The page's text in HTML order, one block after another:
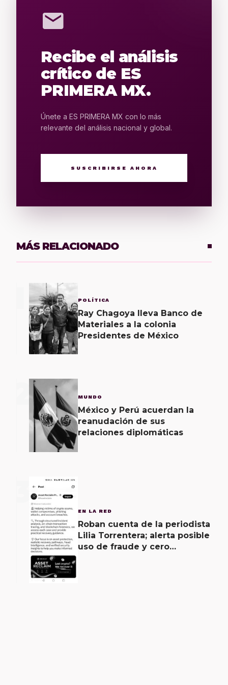
mail
Recibe el análisis
crítico de ES
PRIMERA MX.
Únete a ES PRIMERA MX con lo más
relevante del análisis nacional y global.
SUSCRIBIRSE AHORA
MÁS RELACIONADO
POLÍTICA
Ray Chagoya lleva Banco de
Materiales a la colonia
Presidentes de México
2 MUNDO
México y Perú acuerdan la
reanudación de sus
relaciones diplomáticas
3
EN LA RED
Roban cuenta de la periodista
Lilia Torrentera; alerta posible
uso de fraude y cero